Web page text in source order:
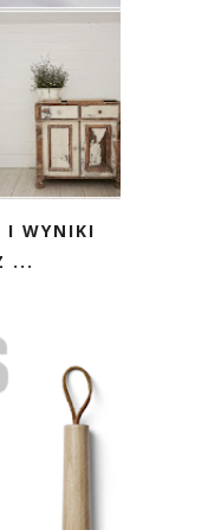
I WYNIKI
...